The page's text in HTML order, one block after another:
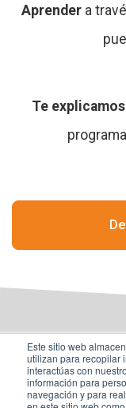
Este sitio web
utilizan para recopilar
interactúas con
información para
navegación y para
Aprender a
Te explicamos